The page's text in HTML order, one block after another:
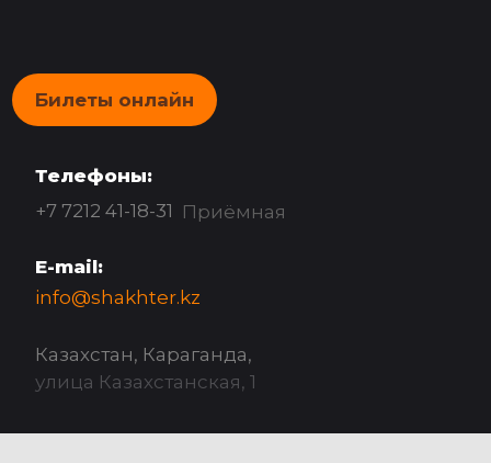
Билеты онлайн
Телефоны:
+7 7212 41-18-31 Приёмная
E-mail:
info@shakhter.kz
Казахстан, Караганда,
улица Казахстанская, 1